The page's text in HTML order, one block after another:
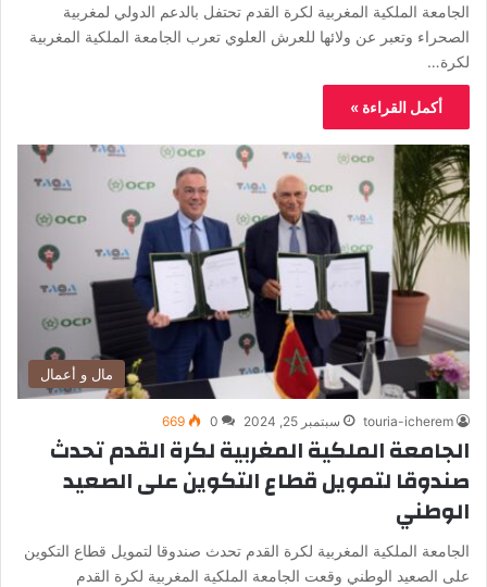
الجامعة الملكية المغربية لكرة القدم تحتفل بالدعم الدولي لمغربية
الصحراء وتعبر عن ولائها للعرش العلوي تعرب الجامعة الملكية المغربية
لكرة…
أكمل القراءة »
مال و أعمال
touria-icherem سبتمبر 25, 2024 0
669
الجامعة الملكية المغربية لكرة القدم تحدث
صندوقا لتمويل قطاع التكوين على الصعيد
الوطني
الجامعة الملكية المغربية لكرة القدم تحدث صندوقا لتمويل قطاع التكوين
على الصعيد الوطني وقعت الجامعة الملكية المغربية لكرة القدم